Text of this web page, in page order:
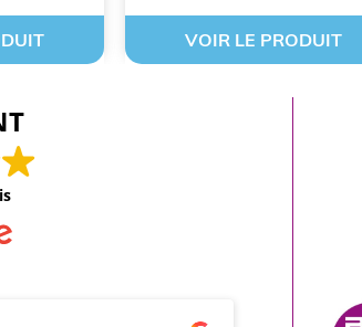
VOIR LE PRODUIT